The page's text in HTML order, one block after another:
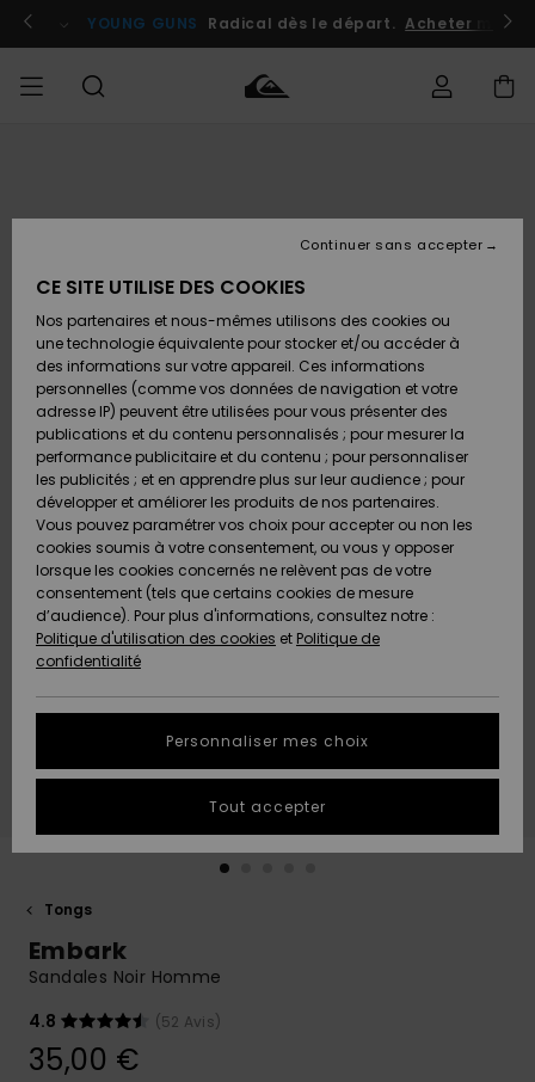
l'information
le
Se connecter / s'inscrire
YOUNG GUNS Radical dès le départ. Acheter
Chaussures
& Tongs
Surf
Snow
Nouveautés
A
Découvrir
Chaussures
& Tongs
Surf
Snow
Nouveautés
A
Découvrir
FEMME
A
Découvrir
Snow
SURF
Surf
Shop
Enfant
Highlights
Communauté
SNOW
Snow
Shop
Enfant
Snow
Shop
Femme
A
Découvrir
Communauté
OUTLET
Enfant
Outlet
Femme
AIDE &
CONTACT
Retours
Paiement
Carte
Cadeau
Quiksilver
Freedom
Protection
des
tailles
conversation
à votre
Démarrer
MAGASINS
QUIKSILVER
Tongs
Embark
Sandales Noir Homme
4.8
(52 Avis)
35,00 €
CE SITE UTILISE DES COOKIES
Nos partenaires et nous-mêmes utilisons des cookies ou
une technologie équivalente pour stocker et/ou accéder à
des informations sur votre appareil. Ces informations
personnelles (comme vos données de navigation et votre
adresse IP) peuvent être utilisées pour vous présenter des
publications et du contenu personnalisés ; pour mesurer la
performance publicitaire et du contenu ; pour personnaliser
les publicités ; et en apprendre plus sur leur audience ; pour
développer et améliorer les produits de nos partenaires.
Vous pouvez paramétrer vos choix pour accepter ou non les
cookies soumis à votre consentement, ou vous y opposer
lorsque les cookies concernés ne relèvent pas de votre
consentement (tels que certains cookies de mesure
d’audience). Pour plus d'informations, consultez notre :
Politique d'utilisation des cookies et Politique de
confidentialité
Personnaliser mes choix
Continuer sans accepter
Tout accepter